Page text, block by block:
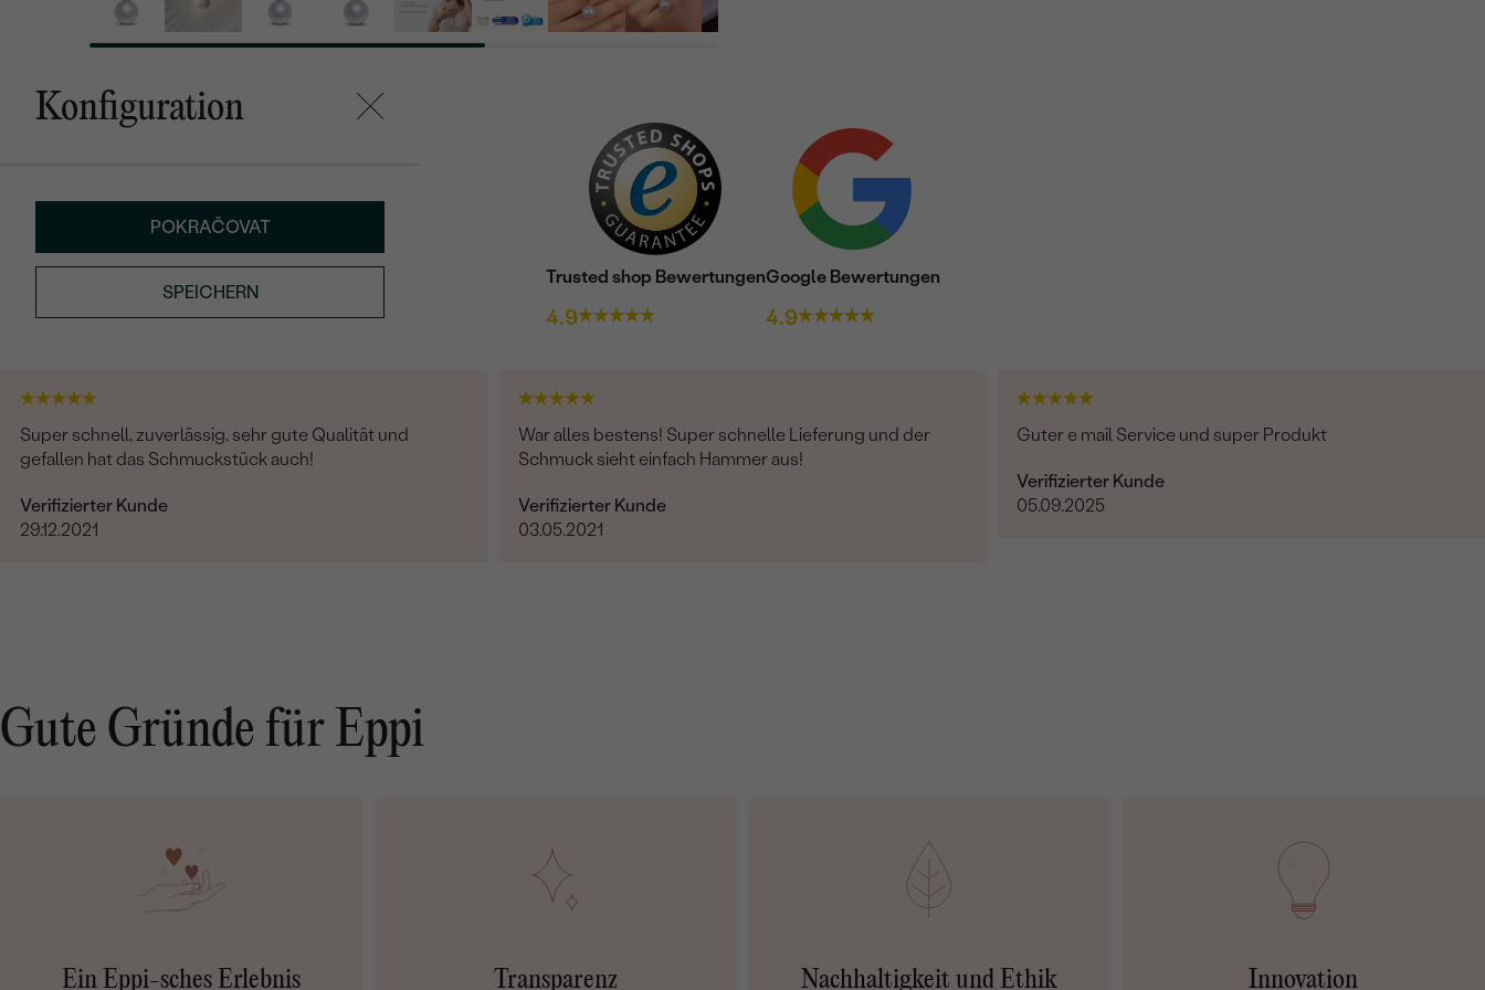
Konfiguration
POKRAČOVAT
SPEICHERN
Trusted shop Bewertungen
4.9
Google Bewertungen
4.9
Super schnell, zuverlässig, sehr gute Qualität und
gefallen hat das Schmuckstück auch!
Verifizierter Kunde
29.12.2021
War alles bestens! Super schnelle Lieferung und der
Schmuck sieht einfach Hammer aus!
Verifizierter Kunde
03.05.2021
Guter e mail Service und super Produkt
Verifizierter Kunde
05.09.2025
Gute Gründe für Eppi
Ein Eppi-sches Erlebnis Transparenz Nachhaltigkeit und Ethik Innovation